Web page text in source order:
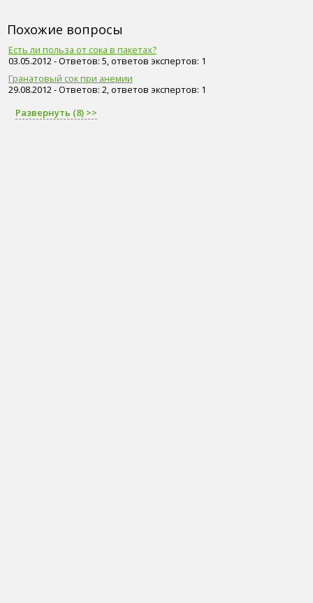
Похожие вопросы
Есть ли польза от сока в пакетах?
03.05.2012 - Ответов: 5, ответов экспертов: 1
Гранатовый сок при анемии
29.08.2012 - Ответов: 2, ответов экспертов: 1
Развернуть (8) >>